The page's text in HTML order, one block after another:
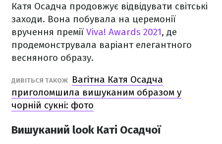
Катя Осадча продовжує відвідувати світські
заходи. Вона побувала на церемонії
вручення премії Viva! Awards 2021, де
продемонструвала варіант елегантного
весняного образу.
ДИВІТЬСЯ ТАКОЖ
Вагітна Катя Осадча
приголомшила вишуканим образом у
чорній сукні: фото
Вишуканий look Каті Осадчої